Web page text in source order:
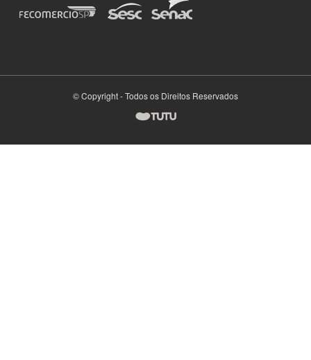
© Copyright - Todos os Direitos Reservados